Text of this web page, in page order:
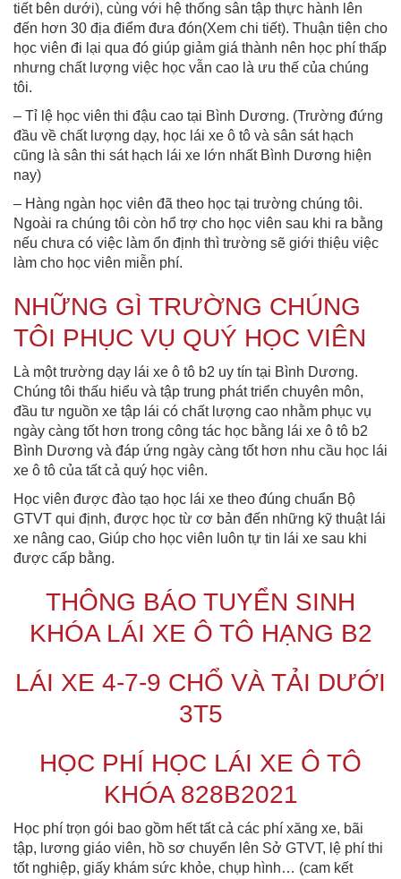
tiết bên dưới), cùng với hệ thống sân tập thực hành lên
đến hơn 30 địa điểm đưa đón(Xem chi tiết). Thuận tiện cho
học viên đi lại qua đó giúp giảm giá thành nên học phí thấp
nhưng chất lượng việc học vẫn cao là ưu thế của chúng
tôi.
– Tỉ lệ học viên thi đậu cao tại Bình Dương. (Trường đứng
đầu về chất lượng dạy, học lái xe ô tô và sân sát hạch
cũng là sân thi sát hạch lái xe lớn nhất Bình Dương hiện
nay)
– Hàng ngàn học viên đã theo học tại trường chúng tôi.
Ngoài ra chúng tôi còn hổ trợ cho học viên sau khi ra bằng
nếu chưa có việc làm ổn định thì trường sẽ giới thiệu việc
làm cho học viên miễn phí.
NHỮNG GÌ TRƯỜNG CHÚNG
TÔI PHỤC VỤ QUÝ HỌC VIÊN
Là một trường dạy lái xe ô tô b2 uy tín tại Bình Dương.
Chúng tôi thấu hiểu và tập trung phát triển chuyên môn,
đầu tư nguồn xe tập lái có chất lượng cao nhằm phục vụ
ngày càng tốt hơn trong công tác học bằng lái xe ô tô b2
Bình Dương và đáp ứng ngày càng tốt hơn nhu cầu học lái
xe ô tô của tất cả quý học viên.
Học viên được đào tạo học lái xe theo đúng chuẩn Bộ
GTVT qui định, được học từ cơ bản đến những kỹ thuật lái
xe nâng cao, Giúp cho học viên luôn tự tin lái xe sau khi
được cấp bằng.
THÔNG BÁO TUYỂN SINH
KHÓA LÁI XE Ô TÔ HẠNG B2
LÁI XE 4-7-9 CHỔ VÀ TẢI DƯỚI
3T5
HỌC PHÍ HỌC LÁI XE Ô TÔ
KHÓA 828B2021
Học phí trọn gói bao gồm hết tất cả các phí xăng xe, bãi
tập, lương giáo viên, hồ sơ chuyển lên Sở GTVT, lệ phí thi
tốt nghiệp, giấy khám sức khỏe, chụp hình… (cam kết